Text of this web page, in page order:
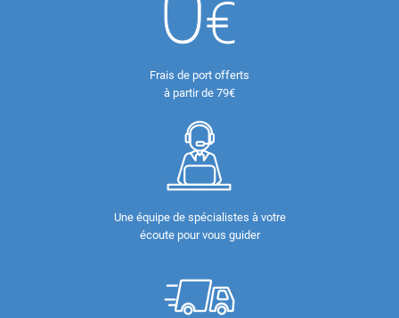
Frais de port offerts
à partir de 79€
Une équipe de spécialistes à votre
écoute pour vous guider